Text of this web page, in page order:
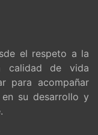
el respeto a la
calidad de vida
para acompañar
su desarrollo y